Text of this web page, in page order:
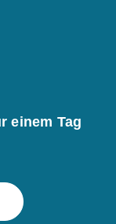
einem Tag